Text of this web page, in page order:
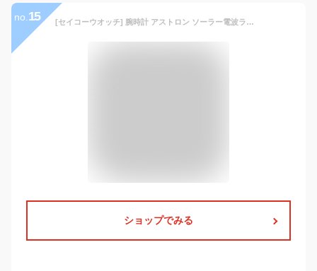
no. 15 [セイコーウオッチ] 腕時計 アストロン ソーラー電波ライン SBXY015 メンズ シルバー
ショップでみる